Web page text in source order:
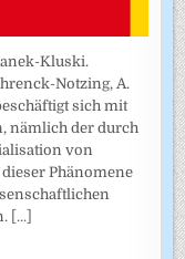
Kluski.
Notzing, A.
sich mit
nämlich der durch
von
Phänomene
[...]